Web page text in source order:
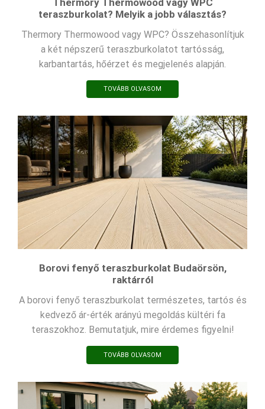
teraszburkolat? Melyik a jobb választás?
Thermory Thermowood vagy WPC? Összehasonlítjuk
a két népszerű teraszburkolatot tartósság,
karbantartás, hőérzet és megjelenés alapján.
TOVÁBB OLVASOM
Borovi fenyő teraszburkolat Budaörsön,
raktárról
A borovi fenyő teraszburkolat természetes, tartós és
kedvező ár-érték arányú megoldás kültéri fa
teraszokhoz. Bemutatjuk, mire érdemes figyelni!
TOVÁBB OLVASOM